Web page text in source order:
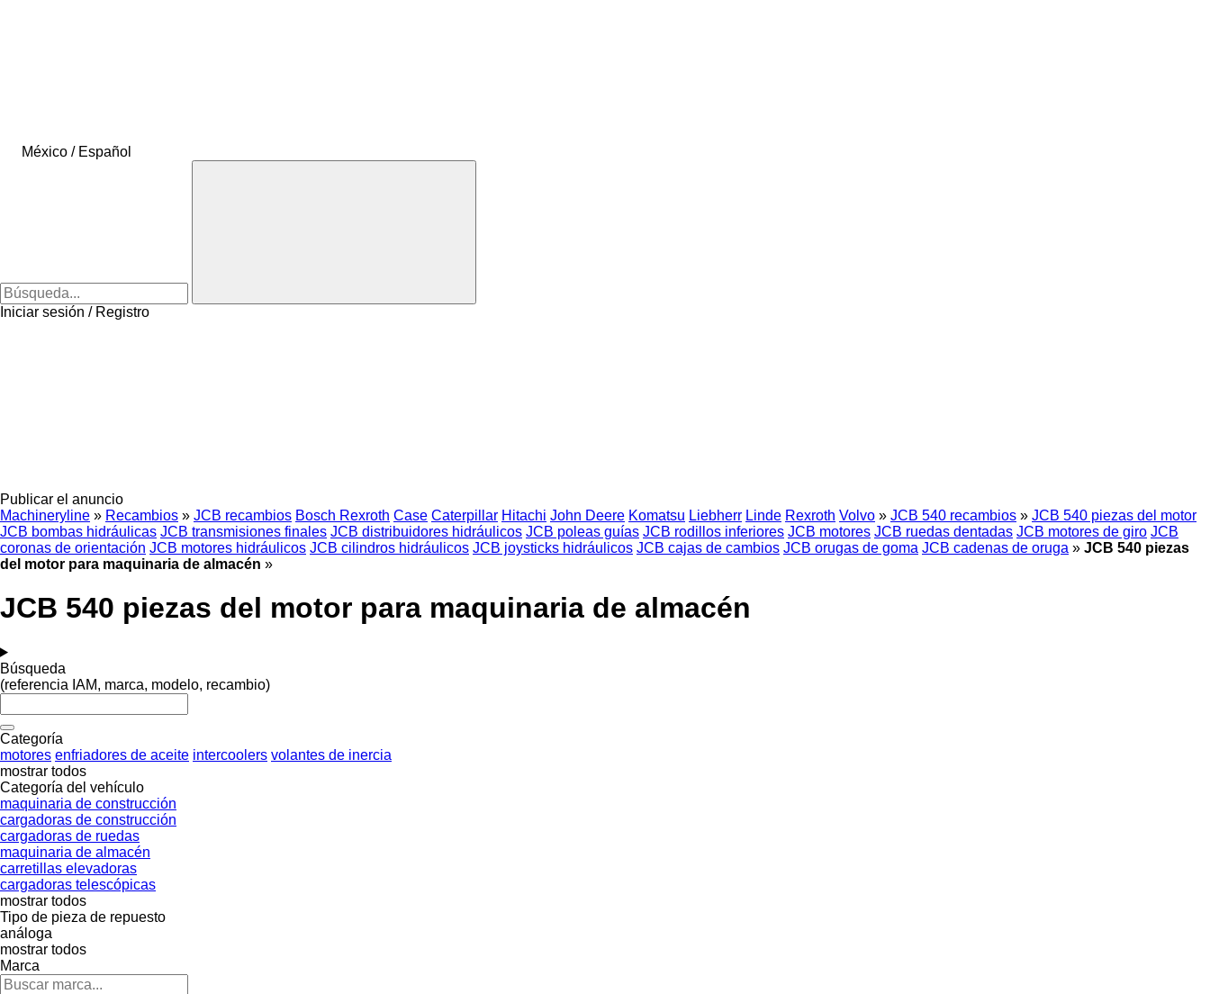
México / Español
Iniciar sesión / Registro
Publicar el anuncio
Machineryline » Recambios » JCB recambios Bosch Rexroth Case Caterpillar Hitachi John Deere Komatsu Liebherr Linde Rexroth Volvo » JCB 540 recambios » JCB 540 piezas del motor
JCB bombas hidráulicas JCB transmisiones finales JCB distribuidores hidráulicos JCB poleas guías JCB rodillos inferiores JCB motores JCB ruedas dentadas JCB motores de giro JCB
coronas de orientación JCB motores hidráulicos JCB cilindros hidráulicos JCB joysticks hidráulicos JCB cajas de cambios JCB orugas de goma JCB cadenas de oruga » JCB 540 piezas
del motor para maquinaria de almacén »
JCB 540 piezas del motor para maquinaria de almacén
Búsqueda
(referencia IAM, marca, modelo, recambio)
Categoría
motores enfriadores de aceite intercoolers volantes de inercia
mostrar todos
Categoría del vehículo
maquinaria de construcción
cargadoras de construcción
cargadoras de ruedas
maquinaria de almacén
carretillas elevadoras
cargadoras telescópicas
mostrar todos
Tipo de pieza de repuesto
análoga
mostrar todos
Marca